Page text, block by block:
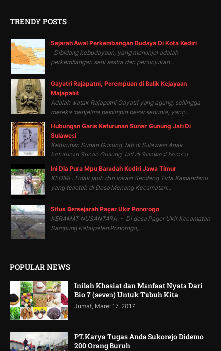
TRENDY POSTS
Sejarah Awal Perkembangan Budaya Di Kota Kediri
Dibidang kebudayaan, yang menonjol adalah
perkembangan seni sastra dan pertunjukan...
Gayatri Rajapatni, Perempuan di Balik Kejayaan
Majapahit
Adalah watak Rajapatni Gayatri yang agung, sehingga
mereka menjelma pemimpin besar sedunia, yang...
Hubungan Garis Keturunan Sunan Gunung Jati Di
Sulawesi
Keturunan Sunan Gunung Jati di Sulawesi Anak
keturunan Sunan Gunung Jati di Sulawesi berasal...
Ini Dia Pura Mpu Baradah Kediri Jawa Timur
KEDIRI : Tidak jauh dari lokasi Sendang Tirta Kamandanu
yang terletak di Desa Menang Kecamatan...
Situs Bersejarah Pager Ukir Ponorogo
KERAMAT NUSANTARA - Di desa Pager Ukir Kecamatan
Sampung Kabupaten Ponorogo,...
POPULAR NEWS
Inilah Khasiat dan Manfaat Nyata Dari
Bio 7 (seven) Untuk Tubuh Kita
Jumat, Maret 17, 2017
PT.Karya Tugas Anda Sukorejo Didemo
200 Orang Buruh